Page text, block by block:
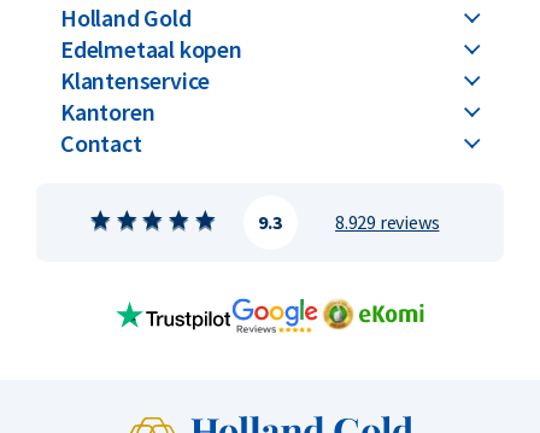
Holland Gold
Edelmetaal kopen
Klantenservice
Kantoren
Contact
8.929 reviews
9.3